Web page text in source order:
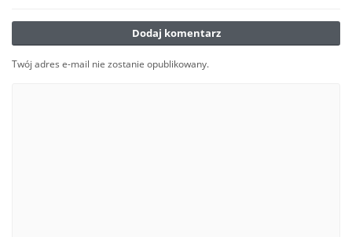
Dodaj komentarz
Twój adres e-mail nie zostanie opublikowany.